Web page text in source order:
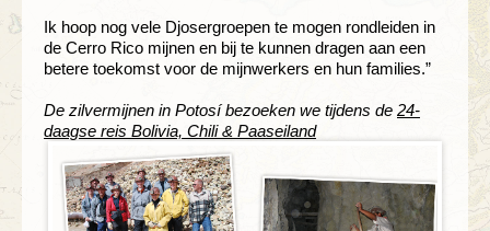
Ik hoop nog vele Djosergroepen te mogen rondleiden in
de Cerro Rico mijnen en bij te kunnen dragen aan een
betere toekomst voor de mijnwerkers en hun families.”
De zilvermijnen in Potosí bezoeken we tijdens de 24-
daagse reis Bolivia, Chili & Paaseiland